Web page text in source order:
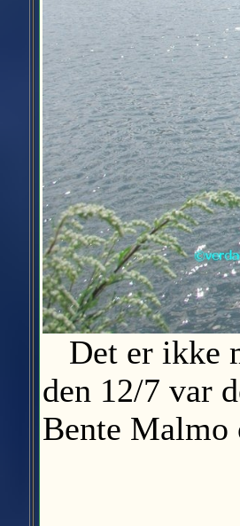
Det er ikke
den 12/7 var
Bente